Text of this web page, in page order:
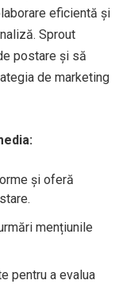
eficientă și
Sprout
postare și să
de marketing
și oferă
mențiunile
pentru a evalua